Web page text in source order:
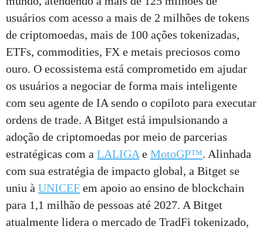
usuários com acesso a mais de 2 milhões de tokens
de criptomoedas, mais de 100 ações tokenizadas,
ETFs, commodities, FX e metais preciosos como
ouro. O ecossistema está comprometido em ajudar
os usuários a negociar de forma mais inteligente
com seu agente de IA sendo o copiloto para executar
ordens de trade. A Bitget está impulsionando a
adoção de criptomoedas por meio de parcerias
estratégicas com a LALIGA e MotoGP™. Alinhada
com sua estratégia de impacto global, a Bitget se
uniu à UNICEF em apoio ao ensino de blockchain
para 1,1 milhão de pessoas até 2027. A Bitget
atualmente lidera o mercado de TradFi tokenizado,